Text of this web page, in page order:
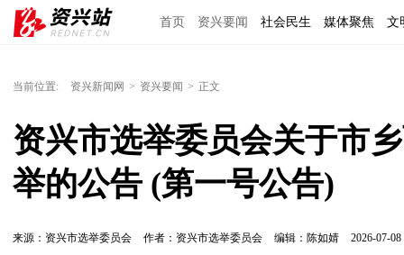
首页 资兴要闻 社会民生 媒体聚焦 文
当前位置: 资兴新闻网 > 资兴要闻 > 正文
资兴市选举委员会关于市
举的公告 (第一号公告)
来源：资兴市选举委员会 作者：资兴市选举委员会 编辑：陈如婧 2026-07-08